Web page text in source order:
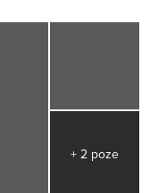
+ 2 poze